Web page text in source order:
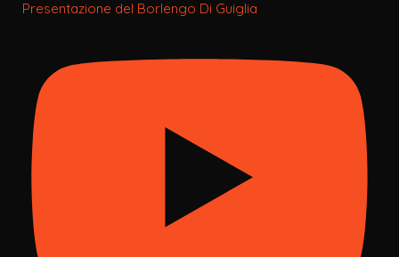
Presentazione del Borlengo Di Guiglia